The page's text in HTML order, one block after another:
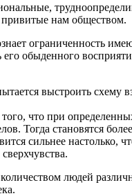
нам обществом.
ограниченность
обыденного
выстроить
что при
Тогда становятся
сильнее настолько,
людей